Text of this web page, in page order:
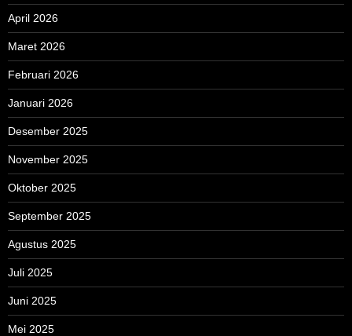
April 2026
Maret 2026
Februari 2026
Januari 2026
Desember 2025
November 2025
Oktober 2025
September 2025
Agustus 2025
Juli 2025
Juni 2025
Mei 2025